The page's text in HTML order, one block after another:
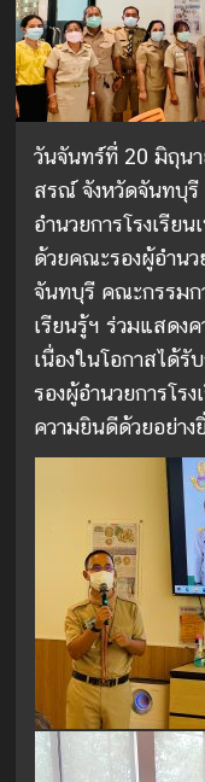
วันจันทร์ที่ 20 มิถุน
สรณ์ จังหวัดจันทบุรี
อำนวยการโรงเรี
ด้วยคณะรองผู้อำนว
จันทบุรี คณะกรรมก
เรียนรู้ฯ ร่วมแสดง
เนื่องในโอกาสได้รั
รองผู้อำนวยการโร
ความยินดีด้วยอย่าง